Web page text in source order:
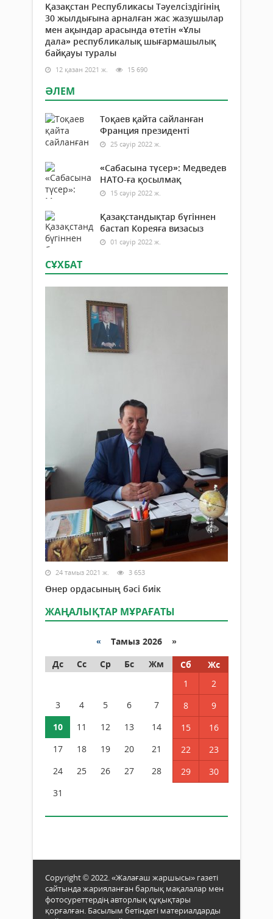
Қазақстан Республикасы Тәуелсіздігінің
30 жылдығына арналған жас жазушылар
мен ақындар арасында өтетін «Ұлы
дала» республикалық шығармашылық
байқауы туралы
12 қазан 2021 ж. 15 690
ӘЛЕМ
Тоқаев қайта сайланған
Франция президенті
25 сәуір 2022 ж.
«Сабасына түсер»: Медведев
НАТО-ға қосылмақ
15 сәуір 2022 ж.
Қазақстандықтар бүгіннен
бастап Кореяға визасыз
01 сәуір 2022 ж.
СҰХБАТ
24 тамыз 2021 ж. 3 653
Өнер ордасының бәсі биік
ЖАҢАЛЫҚТАР МҰРАҒАТЫ
« Тамыз 2026 »
Дс
Сс Ср Бс Жм Сб
Жс
1
2
3
4 5 6 7 8
9
10
11 12 13 14 15
16
17
18 19 20 21 22
23
24
25 26 27 28 29
30
31
Copyright © 2022. «Жалағаш жаршысы» газеті
сайтында жарияланған барлық мақалалар мен
фотосуреттердің авторлық құқықтары
қорғалған. Басылым бетіндегі материалдарды